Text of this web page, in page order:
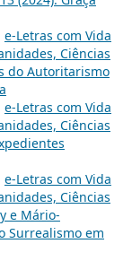
e-Letras com Vida
Ciências
do Autoritarismo
e-Letras com Vida
Ciências
e-Letras com Vida
Ciências
e Mário-
Surrealismo em